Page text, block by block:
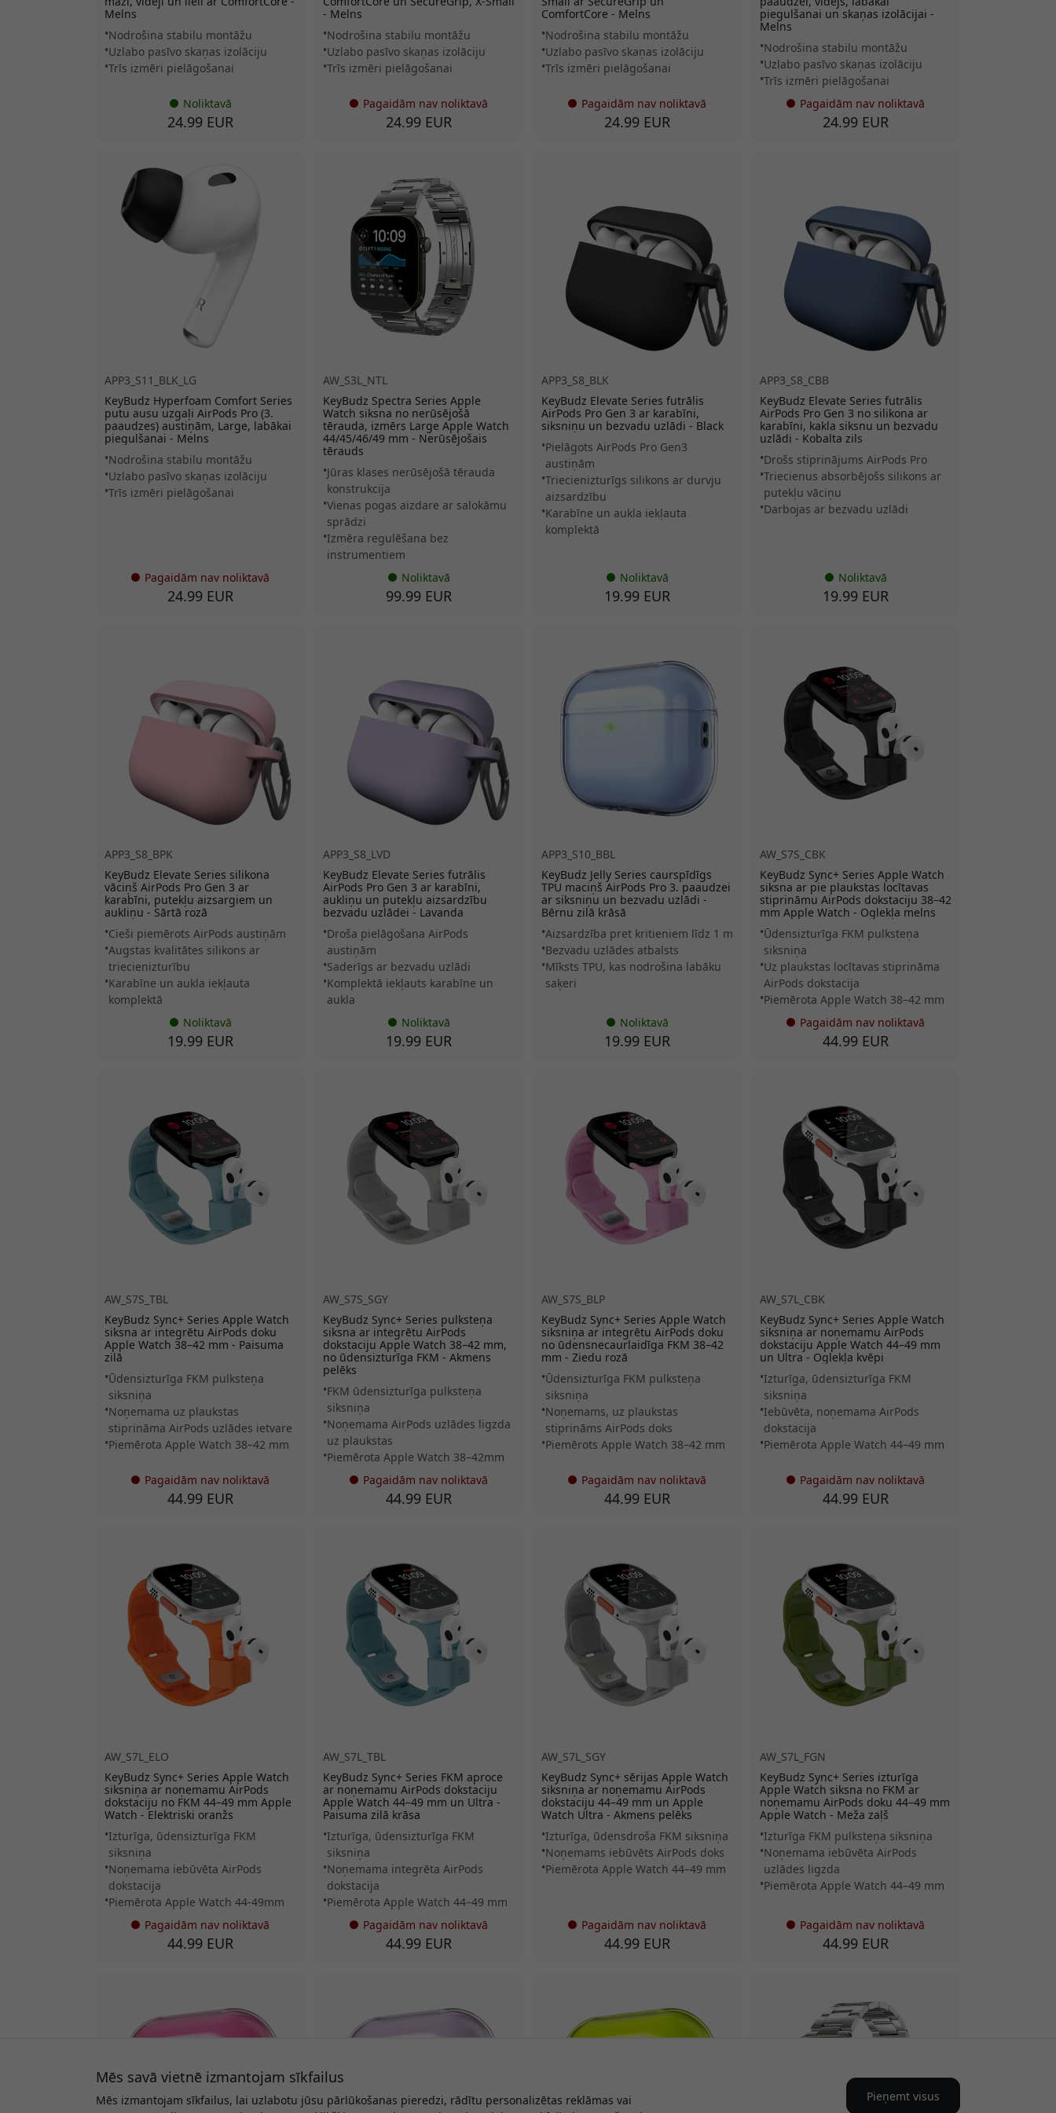
Melns
Nodrošina stabilu montāžu
Uzlabo pasīvo skaņas izolāciju
Trīs izmēri pielāgošanai
Noliktavā
24.99 EUR
- Melns
Nodrošina stabilu montāžu
Uzlabo pasīvo skaņas izolāciju
Trīs izmēri pielāgošanai
Pagaidām nav noliktavā
24.99 EUR
ComfortCore - Melns
Nodrošina stabilu montāžu
Uzlabo pasīvo skaņas izolāciju
Trīs izmēri pielāgošanai
Pagaidām nav noliktavā
24.99 EUR
piegulšanai un skaņas izolācijai -
Melns
Nodrošina stabilu montāžu
Uzlabo pasīvo skaņas izolāciju
Trīs izmēri pielāgošanai
Pagaidām nav noliktavā
24.99 EUR
APP3_S11_BLK_LG
KeyBudz Hyperfoam Comfort Series
putu ausu uzgaļi AirPods Pro (3.
paaudzes) austiņām, Large, labākai
piegulšanai - Melns
Nodrošina stabilu montāžu
Uzlabo pasīvo skaņas izolāciju
Trīs izmēri pielāgošanai
Pagaidām nav noliktavā
24.99 EUR
AW_S3L_NTL
KeyBudz Spectra Series Apple
Watch siksna no nerūsējošā
tērauda, izmērs Large Apple Watch
44/45/46/49 mm - Nerūsējošais
tērauds
Jūras klases nerūsējošā tērauda
konstrukcija
Vienas pogas aizdare ar salokāmu
sprādzi
Izmēra regulēšana bez
instrumentiem
Noliktavā
99.99 EUR
APP3_S8_BLK
KeyBudz Elevate Series futrālis
AirPods Pro Gen 3 ar karabīni,
siksniņu un bezvadu uzlādi - Black
Pielāgots AirPods Pro Gen3
austiņām
Triecienizturīgs silikons ar durvju
aizsardzību
Karabīne un aukla iekļauta
komplektā
Noliktavā
19.99 EUR
APP3_S8_CBB
KeyBudz Elevate Series futrālis
AirPods Pro Gen 3 no silikona ar
karabīni, kakla siksnu un bezvadu
uzlādi - Kobalta zils
Drošs stiprinājums AirPods Pro
Triecienus absorbējošs silikons ar
putekļu vāciņu
Darbojas ar bezvadu uzlādi
Noliktavā
19.99 EUR
APP3_S8_BPK
KeyBudz Elevate Series silikona
vāciņš AirPods Pro Gen 3 ar
karabīni, putekļu aizsargiem un
aukliņu - Sārtā rozā
Cieši piemērots AirPods austiņām
Augstas kvalitātes silikons ar
triecienizturību
Karabīne un aukla iekļauta
komplektā
Noliktavā
19.99 EUR
APP3_S8_LVD
KeyBudz Elevate Series futrālis
AirPods Pro Gen 3 ar karabīni,
aukliņu un putekļu aizsardzību
bezvadu uzlādei - Lavanda
Droša pielāgošana AirPods
austiņām
Saderīgs ar bezvadu uzlādi
Komplektā iekļauts karabīne un
aukla
Noliktavā
19.99 EUR
APP3_S10_BBL
KeyBudz Jelly Series caurspīdīgs
TPU maciņš AirPods Pro 3. paaudzei
ar siksniņu un bezvadu uzlādi -
Bērnu zilā krāsā
Aizsardzība pret kritieniem līdz 1 m
Bezvadu uzlādes atbalsts
Mīksts TPU, kas nodrošina labāku
saķeri
Noliktavā
19.99 EUR
AW_S7S_CBK
KeyBudz Sync+ Series Apple Watch
siksna ar pie plaukstas locītavas
stiprināmu AirPods dokstaciju 38–42
mm Apple Watch - Oglekļa melns
Ūdensizturīga FKM pulksteņa
siksniņa
Uz plaukstas locītavas stiprināma
AirPods dokstacija
Piemērota Apple Watch 38–42 mm
Pagaidām nav noliktavā
44.99 EUR
AW_S7S_TBL
KeyBudz Sync+ Series Apple Watch
siksna ar integrētu AirPods doku
Apple Watch 38–42 mm - Paisuma
zilā
Ūdensizturīga FKM pulksteņa
siksniņa
Noņemama uz plaukstas
stiprināma AirPods uzlādes ietvare
Piemērota Apple Watch 38–42 mm
Pagaidām nav noliktavā
44.99 EUR
AW_S7S_SGY
KeyBudz Sync+ Series pulksteņa
siksna ar integrētu AirPods
dokstaciju Apple Watch 38–42 mm,
no ūdensizturīga FKM - Akmens
pelēks
FKM ūdensizturīga pulksteņa
siksniņa
Noņemama AirPods uzlādes ligzda
uz plaukstas
Piemērota Apple Watch 38–42mm
Pagaidām nav noliktavā
44.99 EUR
AW_S7S_BLP
KeyBudz Sync+ Series Apple Watch
siksniņa ar integrētu AirPods doku
no ūdensnecaurlaidīga FKM 38–42
mm - Ziedu rozā
Ūdensizturīga FKM pulksteņa
siksniņa
Noņemams, uz plaukstas
stiprināms AirPods doks
Piemērots Apple Watch 38–42 mm
Pagaidām nav noliktavā
44.99 EUR
AW_S7L_CBK
KeyBudz Sync+ Series Apple Watch
siksniņa ar noņemamu AirPods
dokstaciju Apple Watch 44–49 mm
un Ultra - Oglekļa kvēpi
Izturīga, ūdensizturīga FKM
siksniņa
Iebūvēta, noņemama AirPods
dokstacija
Piemērota Apple Watch 44–49 mm
Pagaidām nav noliktavā
44.99 EUR
AW_S7L_ELO
KeyBudz Sync+ Series Apple Watch
siksniņa ar noņemamu AirPods
dokstaciju no FKM 44–49 mm Apple
Watch - Elektriski oranžs
Izturīga, ūdensizturīga FKM
siksniņa
Noņemama iebūvēta AirPods
dokstacija
Piemērota Apple Watch 44-49mm
Pagaidām nav noliktavā
44.99 EUR
AW_S7L_TBL
KeyBudz Sync+ Series FKM aproce
ar noņemamu AirPods dokstaciju
Apple Watch 44–49 mm un Ultra -
Paisuma zilā krāsa
Izturīga, ūdensizturīga FKM
siksniņa
Noņemama integrēta AirPods
dokstacija
Piemērota Apple Watch 44–49 mm
Pagaidām nav noliktavā
44.99 EUR
AW_S7L_SGY
KeyBudz Sync+ sērijas Apple Watch
siksniņa ar noņemamu AirPods
dokstaciju 44–49 mm un Apple
Watch Ultra - Akmens pelēks
Izturīga, ūdensdroša FKM siksniņa
Noņemams iebūvēts AirPods doks
Piemērota Apple Watch 44–49 mm
Pagaidām nav noliktavā
44.99 EUR
AW_S7L_FGN
KeyBudz Sync+ Series izturīga
Apple Watch siksna no FKM ar
noņemamu AirPods doku 44–49 mm
Apple Watch - Meža zaļš
Izturīga FKM pulksteņa siksniņa
Noņemama iebūvēta AirPods
uzlādes ligzda
Piemērota Apple Watch 44–49 mm
Pagaidām nav noliktavā
44.99 EUR
Mēs savā vietnē izmantojam sīkfailus
Mēs izmantojam sīkfailus, lai uzlabotu jūsu pārlūkošanas pieredzi, rādītu personalizētas reklāmas vai
Pieņemt visus